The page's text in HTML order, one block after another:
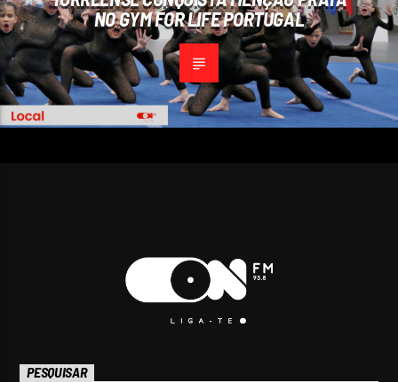
NO GYM FOR LIFE PORTUGAL
PESQUISAR